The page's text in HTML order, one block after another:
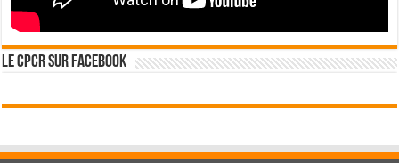
Le CPCR sur Facebook